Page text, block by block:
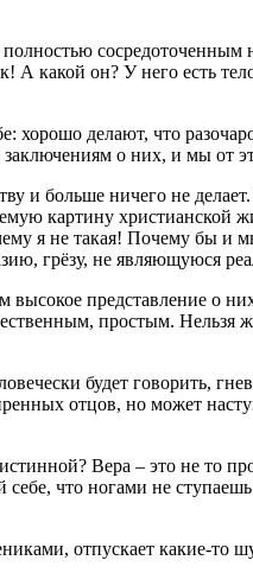
он? У него есть
хорошо делают, что
о них, и мы от
больше ничего не
картину христианской
я не такая! Почему бы и
грёзу, не являющуюся
высокое представление о
простым.
будет говорить,
отцов, но может
Вера – это не то
что ногами не
отпускает какие-то